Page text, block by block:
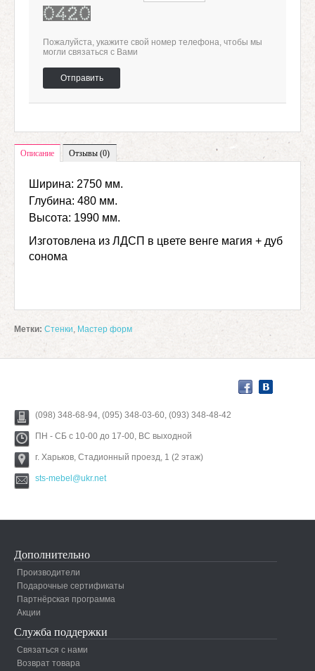
Пожалуйста, укажите свой номер телефона, чтобы мы
могли связаться с Вами
Отправить
Описание Отзывы (0)
Ширина: 2750 мм.
Глубина: 480 мм.
Высота: 1990 мм.
Изготовлена из ЛДСП в цвете венге магия + дуб
сонома
Метки: Стенки, Мастер форм
(098) 348-68-94, (095) 348-03-60, (093) 348-48-42
ПН - СБ с 10-00 до 17-00, ВС выходной
г. Харьков, Стадионный проезд, 1 (2 этаж)
sts-mebel@ukr.net
Дополнительно
Производители
Подарочные сертификаты
Партнёрская программа
Акции
Служба поддержки
Связаться с нами
Возврат товара